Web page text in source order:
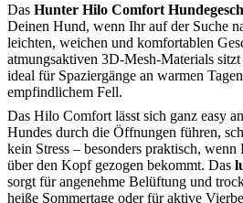
Das Hunter Hilo Comfort
Deinen Hund, wenn Ihr auf der Suche
leichten, weichen und komfortablen
atmungsaktiven 3D-Mesh-Materials
ideal für Spaziergänge an warmen
empfindlichem Fell.
Das Hilo Comfort lässt sich ganz easy
Hundes durch die Öffnungen führen,
kein Stress – besonders praktisch,
über den Kopf gezogen bekommt. Das
sorgt für angenehme Belüftung und
heiße Sommertage oder für aktive